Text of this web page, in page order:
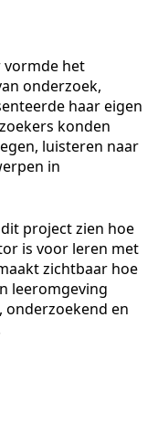
vormde het
onderzoek,
haar eigen
konden
luisteren naar
in
project zien hoe
is voor leren met
zichtbaar hoe
leeromgeving
onderzoekend en